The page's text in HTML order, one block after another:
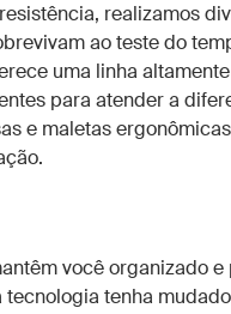
realizamos
ao teste do
uma linha altamente
para atender a
e maletas
você organizado
tenha